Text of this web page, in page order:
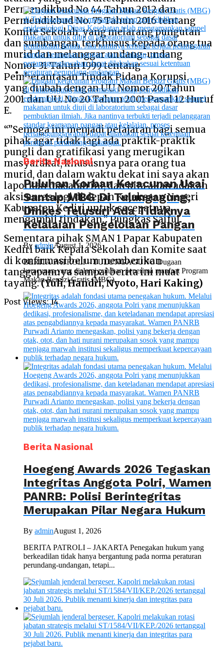
Permendikbud No 44 Tahun 2012 dan
Permendikbud No. 75 Tahun 2016 tentang
Komite Sekolah, yang melarang pungutan
dan sumbangan, terkhusus kepada orang tua
murid dan melanggar undang-undang
Nomor 31 Tahun 1999 tentang
Pemberantasan Tindak Pidana Korupsi,
yang diubah dengan UU Nomor 20 Tahun
2001 dan UU. No 20 Tahun 2001 Pasal 12 Huruf
E.
“”Semoga ini menjadi pelajaran bagi semua
pihak agar tidak lagi ada praktik-praktik
pungli dan gratifikasi yang merugikan
masyarakat, khususnya para orang tua
murid, dan dalam waktu dekat ini saya akan
laporkan masalah ini, dan kita akan adakan
aksi unras lagi di depan Kejaksaan Negeri
Kabupaten Kediri untuk secepatnya
mengambil tindakan.” Pungkas Saiful.
Sementara pihak SMAN 1 Papar Kabupaten
Kediri baik Kepala Sekolah dan Komite saat
di konfirmasi belum memberikan
tanggapannya sampai berita ini muat
tayang.(Yuli, Handri, Nyoto, Hari Kaking)
Post Views: 14
Berita Nasional
Puluhan Korban Keracunan Usai
Santap MBG Di Tulungagung,
Dinkes Telusuri Ada Tidaknya
Kelalaian Pengelolaan Pangan
By adminAugust 1, 2026
BERITA PATROLI – TULUNGAGUNG Dugaan
keracunan yang dialami puluhan penerima manfaat Program
Makan Bergizi Gratis (MBG)...
Berita Nasional
Hoegeng Awards 2026 Tegaskan
Integritas Anggota Polri, Wamen
PANRB: Polisi Berintegritas
Merupakan Pilar Negara Hukum
By adminAugust 1, 2026
BERITA PATROLI – JAKARTA Penegakan hukum yang
berkeadilan tidak hanya bergantung pada norma peraturan
perundang-undangan, tetapi...